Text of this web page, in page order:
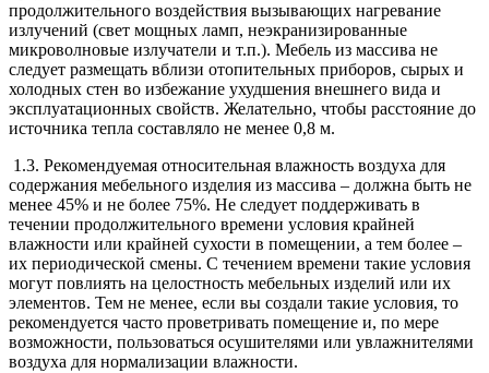
продолжительного воздействия вызывающих нагревание
излучений (свет мощных ламп, неэкранизированные
микроволновые излучатели и т.п.). Мебель из массива не
следует размещать вблизи отопительных приборов, сырых и
холодных стен во избежание ухудшения внешнего вида и
эксплуатационных свойств. Желательно, чтобы расстояние до
источника тепла составляло не менее 0,8 м.
1.3. Рекомендуемая относительная влажность воздуха для
содержания мебельного изделия из массива – должна быть не
менее 45% и не более 75%. Не следует поддерживать в
течении продолжительного времени условия крайней
влажности или крайней сухости в помещении, а тем более –
их периодической смены. С течением времени такие условия
могут повлиять на целостность мебельных изделий или их
элементов. Тем не менее, если вы создали такие условия, то
рекомендуется часто проветривать помещение и, по мере
возможности, пользоваться осушителями или увлажнителями
воздуха для нормализации влажности.